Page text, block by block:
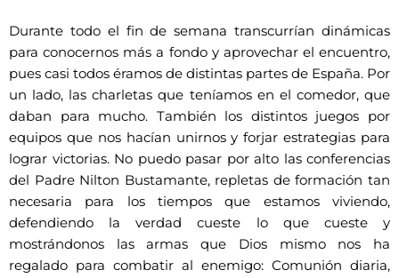
Durante todo el fin de semana transcurrían dinámicas
para conocernos más a fondo y aprovechar el encuentro,
pues casi todos éramos de distintas partes de España. Por
un lado, las charletas que teníamos en el comedor, que
daban para mucho. También los distintos juegos por
equipos que nos hacían unirnos y forjar estrategias para
lograr victorias. No puedo pasar por alto las conferencias
del Padre Nilton Bustamante, repletas de formación tan
necesaria para los tiempos que estamos viviendo,
defendiendo la verdad cueste lo que cueste y
mostrándonos las armas que Dios mismo nos ha
regalado para combatir al enemigo: Comunión diaria,